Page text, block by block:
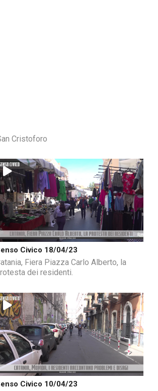
Cristoforo
Civico 18/04/23
Fiera Piazza Carlo Alberto, la
dei residenti.
Civico 10/04/23